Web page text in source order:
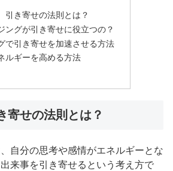
引き寄せの法則とは？
ングが引き寄せに役立つの？
で引き寄せを加速させる方法
ルギーを高める方法
寄せの法則とは？
自分の思考や感情がエネルギーとな
来事を引き寄せるという考え方で